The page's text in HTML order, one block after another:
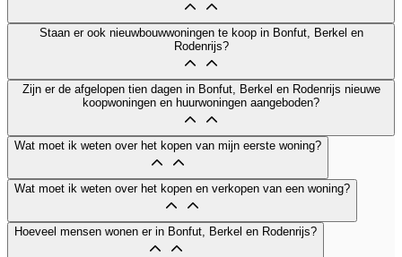
Staan er ook nieuwbouwwoningen te koop in Bonfut, Berkel en
Rodenrijs?
Zijn er de afgelopen tien dagen in Bonfut, Berkel en Rodenrijs nieuwe
koopwoningen en huurwoningen aangeboden?
Wat moet ik weten over het kopen van mijn eerste woning?
Wat moet ik weten over het kopen en verkopen van een woning?
Hoeveel mensen wonen er in Bonfut, Berkel en Rodenrijs?